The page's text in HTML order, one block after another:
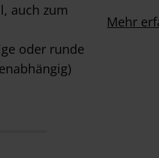
auch zum
oder runde
Mehr